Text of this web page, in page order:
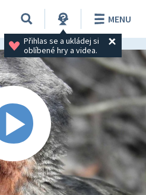
Přihlas se a ukládej si
oblíbené hry a videa.
MENU